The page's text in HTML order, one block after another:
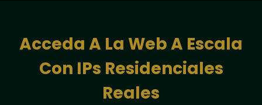
Acceda A La Web A Escala
Con IPs Residenciales
Reales